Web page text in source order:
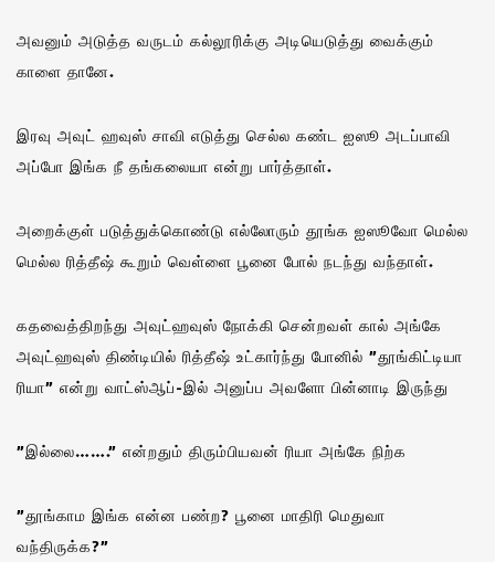
அவனும் அடுத்த வருடம் கல்லூரிக்கு அடியெடுத்து வைக்கும்
காளை தானே.
இரவு அவுட் ஹவுஸ் சாவி எடுத்து செல்ல கண்ட ஐஸூ அடப்பாவி
அப்போ இங்க நீ தங்கலையா என்று பார்த்தாள்.
அறைக்குள் படுத்துக்கொண்டு எல்லோரும் தூங்க ஐஸூவோ மெல்ல
மெல்ல ரித்தீஷ் கூறும் வெள்ளை பூனை போல் நடந்து வந்தாள்.
கதவைத்திறந்து அவுட்ஹவுஸ் நோக்கி சென்றவள் கால் அங்கே
அவுட்ஹவுஸ் திண்டியில் ரித்தீஷ் உட்கார்ந்து போனில் ”தூங்கிட்டியா
ரியா” என்று வாட்ஸ்ஆப்-இல் அனுப்ப அவளோ பின்னாடி இருந்து
”இல்லை…….” என்றதும் திரும்பியவன் ரியா அங்கே நிற்க
”தூங்காம இங்க என்ன பண்ற? பூனை மாதிரி மெதுவா
வந்திருக்க?”